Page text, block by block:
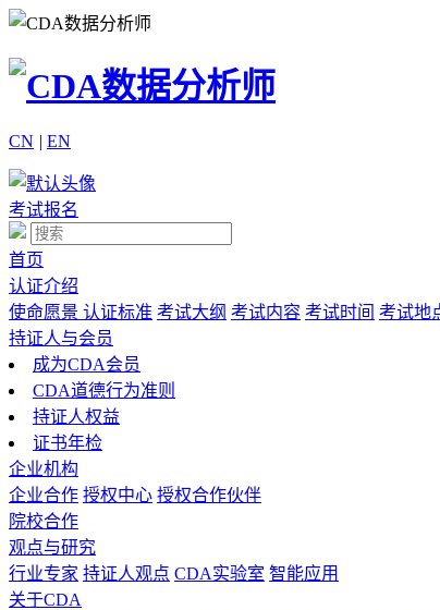
CN | EN
考试报名
首页
认证介绍
使命愿景 认证标准 考试大纲 考试内容 考试时间 考试地
持证人与会员
成为CDA会员
CDA道德行为准则
持证人权益
证书年检
企业机构
企业合作 授权中心 授权合作伙伴
院校合作
观点与研究
行业专家 持证人观点 CDA实验室 智能应用
关于CDA